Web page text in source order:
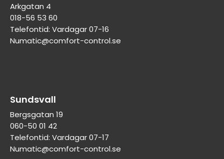
Arkgatan 4
018-56 53 60
Telefontid: Vardagar 07-16
Numatic@comfort-control.se
Sundsvall
Bergsgatan 19
060-50 01 42
Telefontid: Vardagar 07-17
Numatic@comfort-control.se